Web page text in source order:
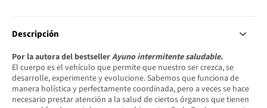
Descripción
Por la autora del bestsellerAyuno intermitente saludable.
El cuerpo es el vehículo que permite que nuestro ser crezca, se
desarrolle, experimente y evolucione. Sabemos que funciona de
manera holística y perfectamente coordinada, pero a veces se hace
necesario prestar atención a la salud de ciertos órganos que tienen